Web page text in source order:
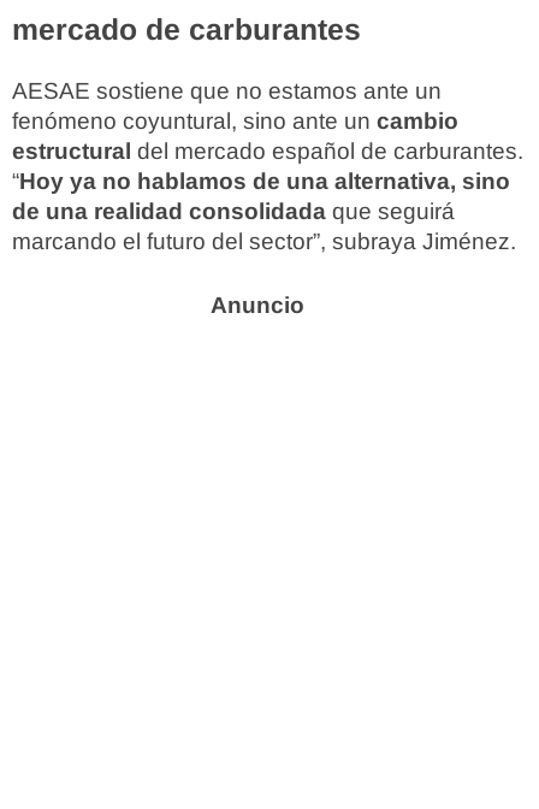
mercado de carburantes
AESAE sostiene que no estamos ante un
fenómeno coyuntural, sino ante un cambio
estructural del mercado español de carburantes.
“Hoy ya no hablamos de una alternativa, sino
de una realidad consolidada que seguirá
marcando el futuro del sector”, subraya Jiménez.